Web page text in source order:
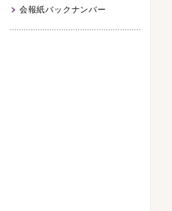
会報紙バックナンバー